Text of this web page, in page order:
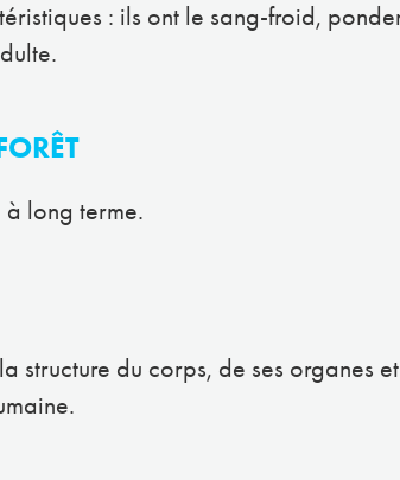
: ils ont le sang-froid,
à long terme.
structure du corps, de ses organes